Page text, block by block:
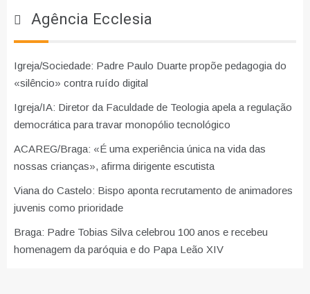
Agência Ecclesia
Igreja/Sociedade: Padre Paulo Duarte propõe pedagogia do
«silêncio» contra ruído digital
Igreja/IA: Diretor da Faculdade de Teologia apela a regulação
democrática para travar monopólio tecnológico
ACAREG/Braga: «É uma experiência única na vida das
nossas crianças», afirma dirigente escutista
Viana do Castelo: Bispo aponta recrutamento de animadores
juvenis como prioridade
Braga: Padre Tobias Silva celebrou 100 anos e recebeu
homenagem da paróquia e do Papa Leão XIV